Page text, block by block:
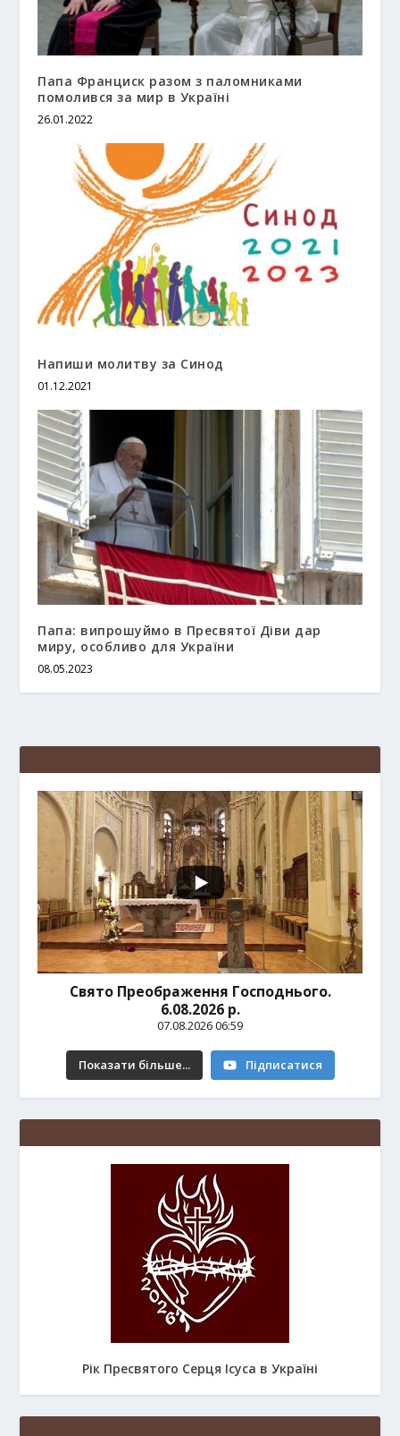
Папа Франциск разом з паломниками
помолився за мир в Україні
26.01.2022
Напиши молитву за Синод
01.12.2021
Папа: випрошуймо в Пресвятої Діви дар
миру, особливо для України
08.05.2023
Свято Преображення Господнього.
6.08.2026 р.
07.08.2026 06:59
Показати більше... Підписатися
Рік Пресвятого Серця Ісуса в Україні